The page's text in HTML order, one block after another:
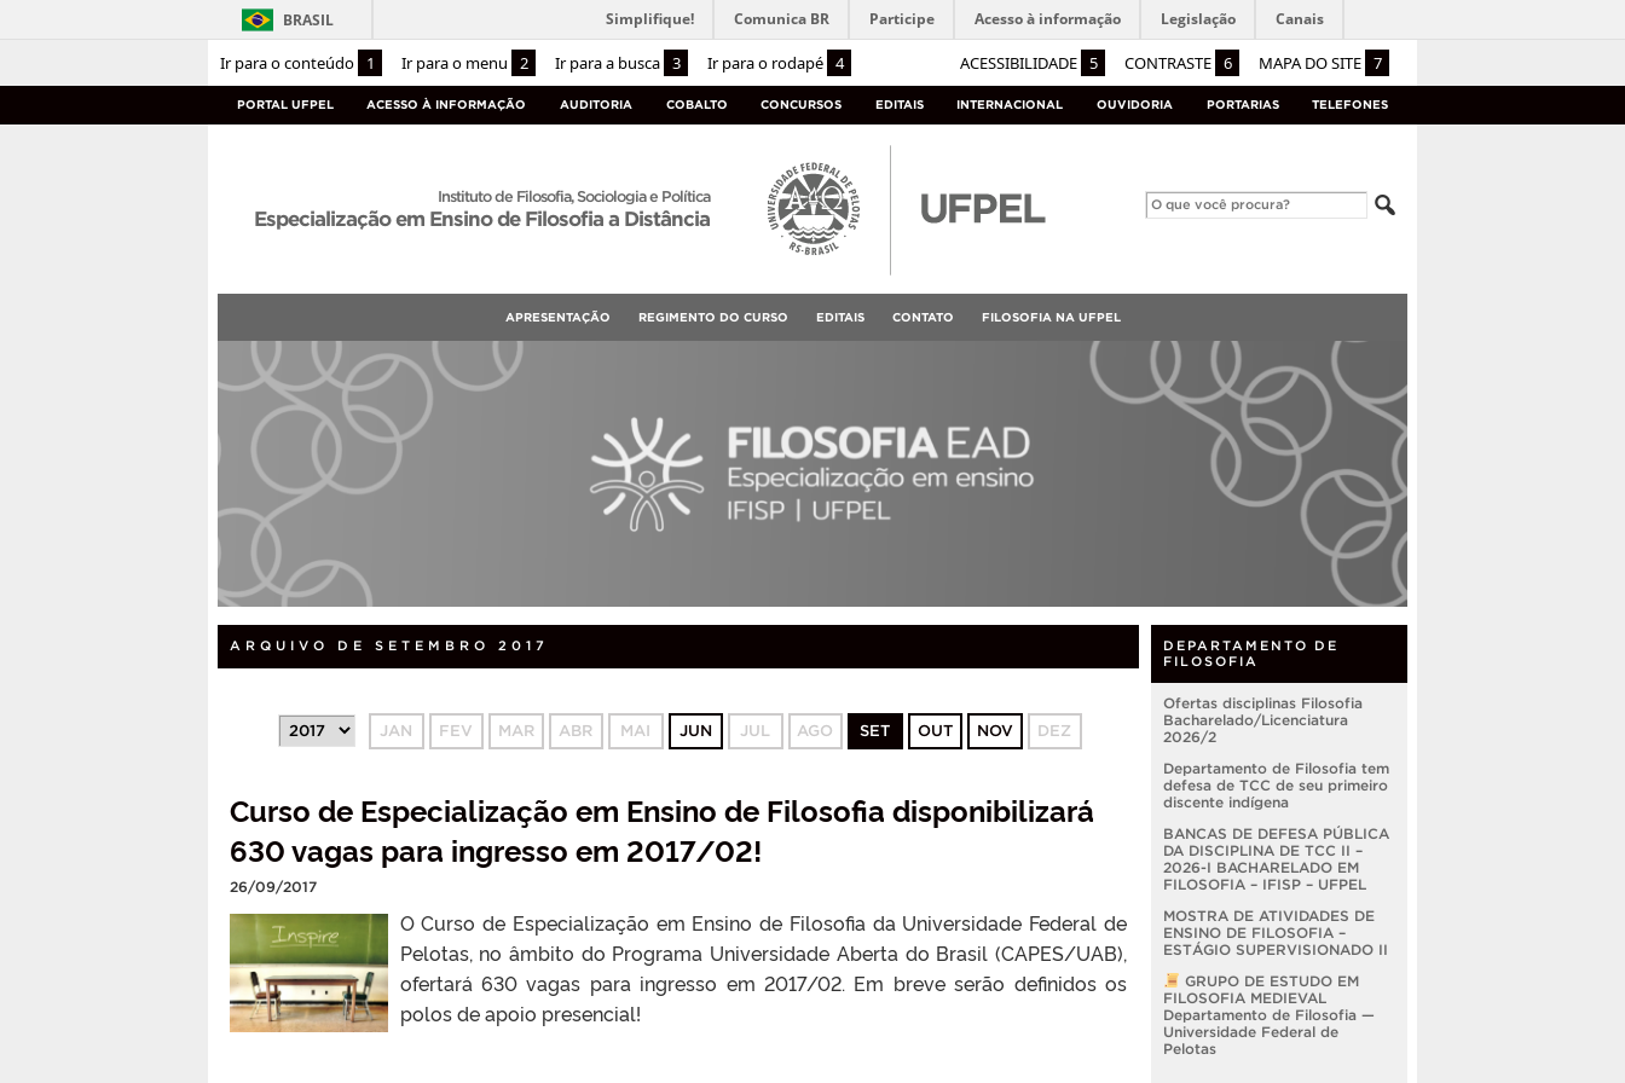
Ir para o conteúdo 1 Ir para o menu 2 Ir para a busca 3 Ir para o rodapé 4 ACESSIBILIDADE 5 CONTRASTE 6 MAPA DO SITE 7
BRASIL Simplifique! Comunica BR Participe Acesso à informação Legislação Canais
PORTAL UFPEL ACESSO À INFORMAÇÃO AUDITORIA COBALTO CONCURSOS EDITAIS INTERNACIONAL OUVIDORIA PORTARIAS TELEFONES
Instituto de Filosofia, Sociologia e Política
Especialização em Ensino de Filosofia a Distância
APRESENTAÇÃO REGIMENTO DO CURSO EDITAIS CONTATO FILOSOFIA NA UFPEL
ARQUIVO DE SETEMBRO 2017
JAN FEV MAR ABR MAI JUN JUL AGO SET OUT NOV DEZ
Curso de Especialização em Ensino de Filosofia disponibilizará
630 vagas para ingresso em 2017/02!
26/09/2017
O Curso de Especialização em Ensino de Filosofia da Universidade Federal de
Pelotas, no âmbito do Programa Universidade Aberta do Brasil (CAPES/UAB),
ofertará 630 vagas para ingresso em 2017/02. Em breve serão definidos os
polos de apoio presencial!
DEPARTAMENTO DE
FILOSOFIA
Ofertas disciplinas Filosofia
Bacharelado/Licenciatura
2026/2
Departamento de Filosofia tem
defesa de TCC de seu primeiro
discente indígena
BANCAS DE DEFESA PÚBLICA
DA DISCIPLINA DE TCC II –
2026-I BACHARELADO EM
FILOSOFIA – IFISP – UFPEL
MOSTRA DE ATIVIDADES DE
ENSINO DE FILOSOFIA –
ESTÁGIO SUPERVISIONADO II
GRUPO DE ESTUDO EM
FILOSOFIA MEDIEVAL
Departamento de Filosofia —
Universidade Federal de
Pelotas